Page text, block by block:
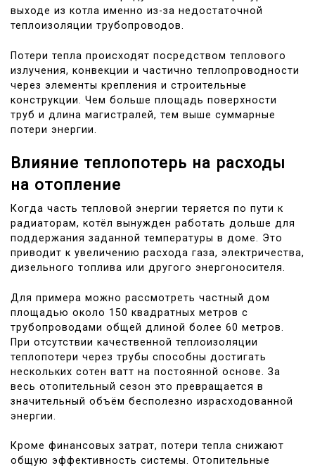
выходе из котла именно из-за недостаточной
теплоизоляции трубопроводов.
Потери тепла происходят посредством теплового
излучения, конвекции и частично теплопроводности
через элементы крепления и строительные
конструкции. Чем больше площадь поверхности
труб и длина магистралей, тем выше суммарные
потери энергии.
Влияние теплопотерь на расходы
на отопление
Когда часть тепловой энергии теряется по пути к
радиаторам, котёл вынужден работать дольше для
поддержания заданной температуры в доме. Это
приводит к увеличению расхода газа, электричества,
дизельного топлива или другого энергоносителя.
Для примера можно рассмотреть частный дом
площадью около 150 квадратных метров с
трубопроводами общей длиной более 60 метров.
При отсутствии качественной теплоизоляции
теплопотери через трубы способны достигать
нескольких сотен ватт на постоянной основе. За
весь отопительный сезон это превращается в
значительный объём бесполезно израсходованной
энергии.
Кроме финансовых затрат, потери тепла снижают
общую эффективность системы. Отопительные